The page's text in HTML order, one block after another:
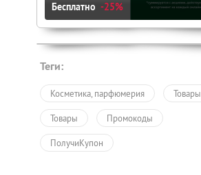
Бесплатно -25%
Теги:
Косметика, парфюмерия Товары
Товары Промокоды
ПолучиКупон